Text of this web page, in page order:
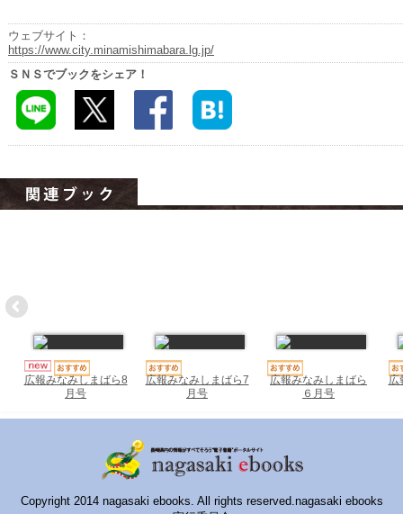
ウェブサイト：
https://www.city.minamishimabara.lg.jp/
ＳＮＳでブックをシェア！
広報みなみしまばら8
月号
広報みなみしまばら7
月号
広報みなみしまばら
６月号
広
Copyright 2014 nagasaki ebooks. All rights reserved.nagasaki ebooks
長崎と天草地方の潜伏キリシタン
関連遺産
大学・専門学校ナビ
ハイスクールナビ
いきebooks
みなみしまばらebooks
はさみebooks
さいかいイーブックス
長崎MICE観光マップ